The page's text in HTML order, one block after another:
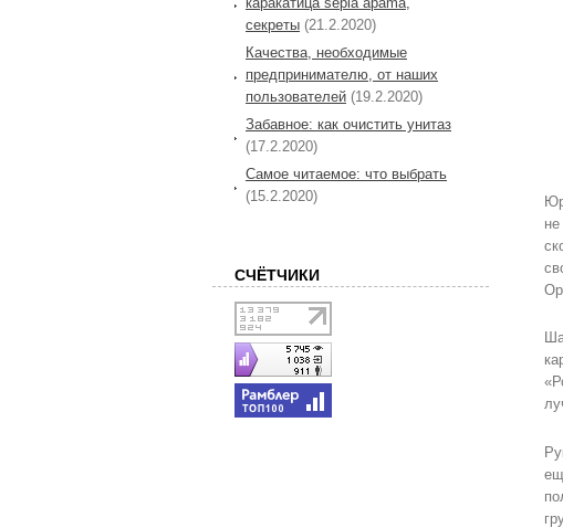
секреты (21.2.2020)
Качества, необходимые
предпринимателю, от наших
пользователей (19.2.2020)
Забавное: как очистить унитаз
(17.2.2020)
Самое читаемое: что выбрать
(15.2.2020)
СЧЁТЧИКИ